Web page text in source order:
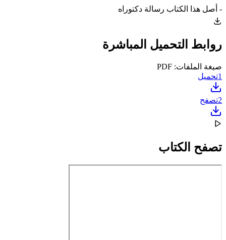
- أصل هذا الكتاب رسالة دكتوراه
روابط التحميل المباشرة
صيغة الملفات: PDF
1تحميل
2تصفح
تصفح الكتاب